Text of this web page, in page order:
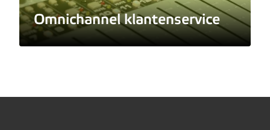
Omnichannel klantenservice